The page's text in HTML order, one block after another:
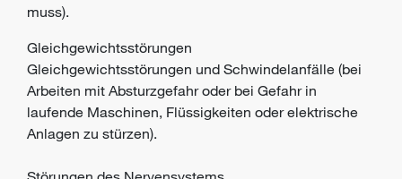
muss).
Gleichgewichtsstörungen
Gleichgewichtsstörungen und Schwindelanfälle (bei
Arbeiten mit Absturzgefahr oder bei Gefahr in
laufende Maschinen, Flüssigkeiten oder elektrische
Anlagen zu stürzen).